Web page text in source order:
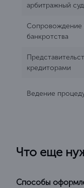
арбитражный суд
Сопровождение
банкротства
кредиторами
Ведение
Что еще
Способы